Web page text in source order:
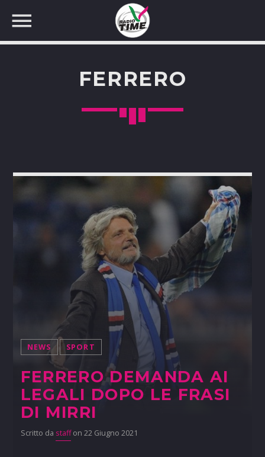
FERRERO
NEWS SPORT
FERRERO DEMANDA AI
LEGALI DOPO LE FRASI
DI MIRRI
Scritto da staffon 22 Giugno 2021